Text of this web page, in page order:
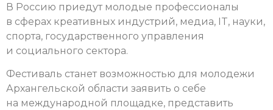
В Россию приедут молодые профессионалы
в сферах креативных индустрий, медиа, IT, науки,
спорта, государственного управления
и социального сектора.
Фестиваль станет возможностью для молодежи
Архангельской области заявить о себе
на международной площадке, представить